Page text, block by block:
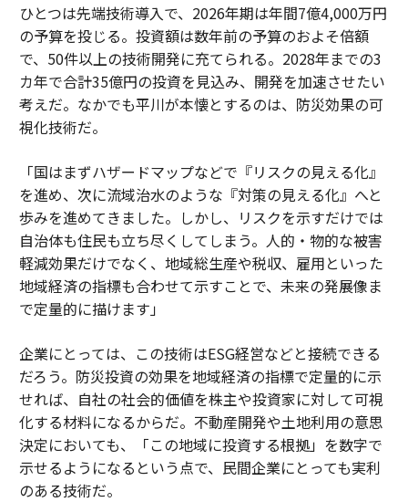
ひとつは先端技術導入で、2026年期は年間7億4,000万円
の予算を投じる。投資額は数年前の予算のおよそ倍額
で、50件以上の技術開発に充てられる。2028年までの3
カ年で合計35億円の投資を見込み、開発を加速させたい
考えだ。なかでも平川が本懐とするのは、防災効果の可
視化技術だ。
「国はまずハザードマップなどで『リスクの見える化』
を進め、次に流域治水のような『対策の見える化』へと
歩みを進めてきました。しかし、リスクを示すだけでは
自治体も住民も立ち尽くしてしまう。人的・物的な被害
軽減効果だけでなく、地域総生産や税収、雇用といった
地域経済の指標も合わせて示すことで、未来の発展像ま
で定量的に描けます」
企業にとっては、この技術はESG経営などと接続できる
だろう。防災投資の効果を地域経済の指標で定量的に示
せれば、自社の社会的価値を株主や投資家に対して可視
化する材料になるからだ。不動産開発や土地利用の意思
決定においても、「この地域に投資する根拠」を数字で
示せるようになるという点で、民間企業にとっても実利
のある技術だ。